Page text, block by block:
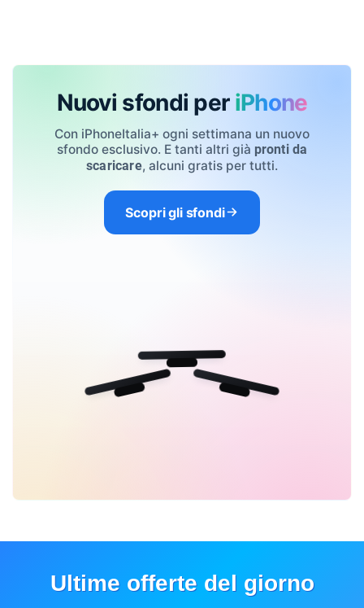
Nuovi sfondi per iPhone
Con iPhoneItalia+ ogni settimana un nuovo
sfondo esclusivo. E tanti altri già pronti da
scaricare, alcuni gratis per tutti.
Scopri gli sfondi
Ultime offerte del giorno